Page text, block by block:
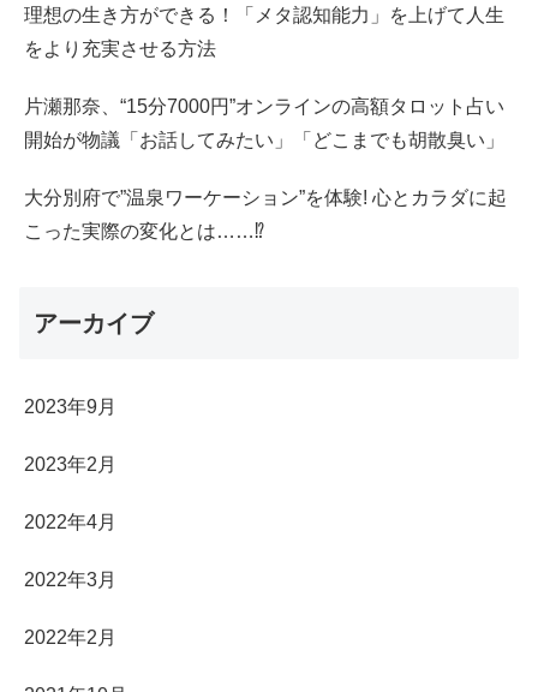
理想の生き方ができる！「メタ認知能力」を上げて人生
をより充実させる方法
片瀬那奈、“15分7000円”オンラインの高額タロット占い
開始が物議「お話してみたい」「どこまでも胡散臭い」
大分別府で”温泉ワーケーション”を体験! 心とカラダに起
こった実際の変化とは……⁉
アーカイブ
2023年9月
2023年2月
2022年4月
2022年3月
2022年2月